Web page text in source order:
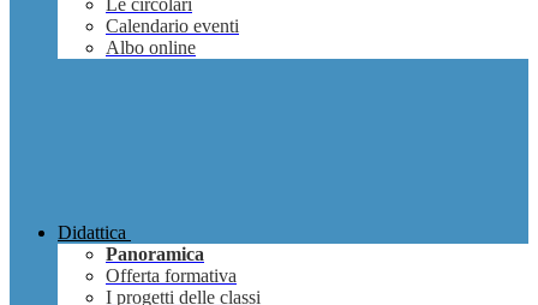
Le circolari
Calendario eventi
Albo online
Didattica
Panoramica
Offerta formativa
I progetti delle classi